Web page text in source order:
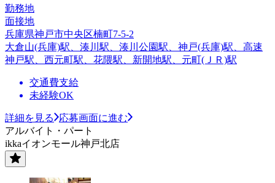
勤務地
面接地
兵庫県神戸市中央区楠町7-5-2
大倉山(兵庫)駅、湊川駅、湊川公園駅、神戸(兵庫)駅、高速
神戸駅、西元町駅、花隈駅、新開地駅、元町(ＪＲ)駅
交通費支給
未経験OK
詳細を見る
応募画面に進む
アルバイト・パート
ikkaイオンモール神戸北店